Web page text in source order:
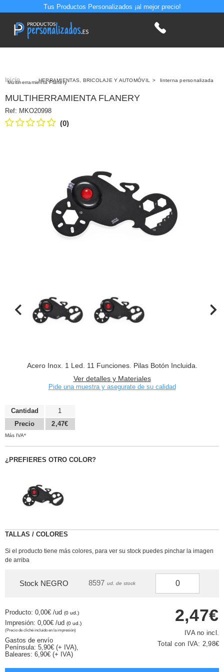
Tus Productos Personalizados ¡al mejor precio!
Inicio HERRAMIENTAS, BRICOLAJE Y AUTOMÓVIL > linterna personalizada
Multiherramienta Flanery
MULTIHERRAMIENTA FLANERY
Ref: MKO20998
(0)
Acero Inox. 1 Led. 11 Funciones. Pilas Botón Incluida.
Ver detalles y Materiales
Pide una muestra y asegurate de su calidad
Cantidad
Precio
1
2,47€
Más IVA*
¿PREFIERES OTRO COLOR?
TALLAS / COLORES
Si el producto tiene más colores, para ver su stock puedes pinchar la imagen
de arriba
Stock NEGRO 8597 ud. de stock
Producto: 0,00€ /ud (0 ud.)
Impresión: 0,00€ /ud (0 ud.)
(Precio de cliché incluido en la impresión)
Gastos de envío
Península: 5,90€ (+ IVA),
Baleares: 6,90€ (+ IVA)
2,47€
IVA no incl.
Total con IVA: 2,98€